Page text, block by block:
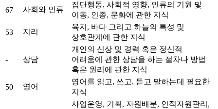
67 사회와 인류
집단행동, 사회적 영향, 인류의 기원 및
이동, 인종, 문화에 관한 지식
53 지리
육지, 바다 그리고 하늘의 특성 및
상호관계에 관한 지식
- 상담
개인의 신상 및 경력 혹은 정신적
어려움에 관한 상담을 하는 절차나 방법
혹은 원리에 관한 지식
50 영어
영어를 읽고, 쓰고, 듣고 말하는데 필요한
지식
사업운영, 기획, 자원배분, 인적자원관리,